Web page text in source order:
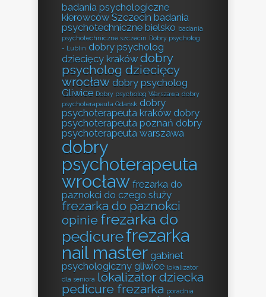
badania psychologiczne
kierowców Szczecin badania
psychotechniczne bielsko badania
psychotechniczne szczecin Dobry psycholog
- Lublin dobry psycholog
dziecięcy kraków dobry
psycholog dziecięcy
wrocław dobry psycholog
Gliwice Dobry psycholog Warszawa dobry
psychoterapeuta Gdańsk dobry
psychoterapeuta kraków dobry
psychoterapeuta poznań dobry
psychoterapeuta warszawa
dobry
psychoterapeuta
wrocław frezarka do
paznokci do czego służy
frezarka do paznokci
opinie frezarka do
pedicurefrezarka
nail master gabinet
psychologiczny gliwice lokalizator
dla seniora lokalizator dziecka
pedicure frezarka poradnia